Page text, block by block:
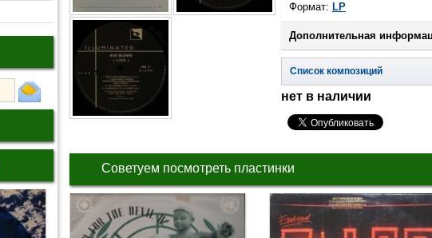
Формат: LP
Дополнительная
Список композиций
нет в наличии
Советуем посмотреть пластинки